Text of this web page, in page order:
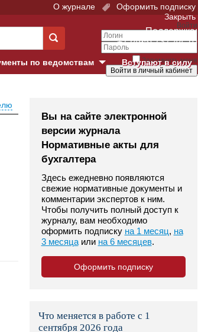
О журнале
Оформить подписку
Закрыть
Войти
Запомнить меня
Поддержка:
+7 (495) 737-44-10
Вступают в силу
по ведомствам
России
Суд
в г. Москве
Суд
фонд
Вы на сайте электронной
версии журнала
Нормативные акты для
бухгалтера
Здесь ежедневно появляются
свежие нормативные документы и
комментарии экспертов к ним.
Чтобы получить полный доступ к
журналу, вам необходимо
оформить подписку на 1 месяц, на
3 месяцаили на 6 месяцев.
Оформить подписку
Что меняется в работе с 1
сентября 2026 года